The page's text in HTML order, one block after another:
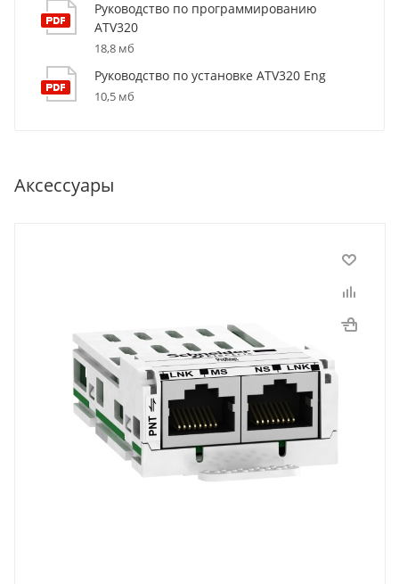
Руководство по программированию
ATV320
18,8 мб
Руководство по установке ATV320 Eng
10,5 мб
Аксессуары